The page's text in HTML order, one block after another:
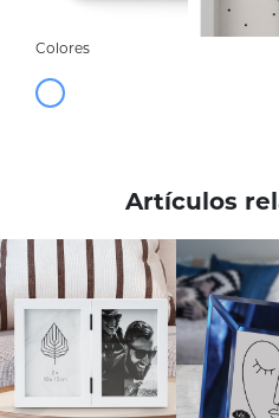
Artículos
Colores